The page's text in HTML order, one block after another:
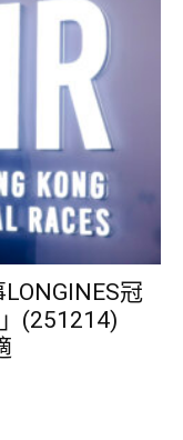
冠
(251214)